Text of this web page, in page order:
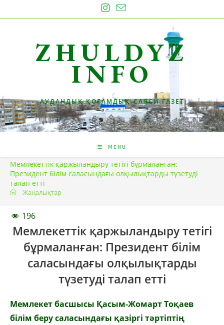
to
ZHULDYZ
INFO
АУДАНДЫҚ ҚОҒАМДЫҚ-САЯСИ ГАЗЕТ
MENU
Мемлекеттік қаржыландыру тетігі бұрмаланған:
Президент білім саласындағы олқылықтарды түзетуді
талап етті
Жаңалықтар
196
Мемлекеттік қаржыландыру тетігі
бұрмаланған: Президент білім
саласындағы олқылықтарды
түзетуді талап етті
Мемлекет басшысы Қасым-Жомарт Тоқаев
білім беру саласындағы қазіргі тәртіптің